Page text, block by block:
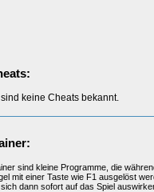
sind keine Cheats bekannt.
sind kleine Programme, die
mit einer Taste wie F1 ausgelöst
dann sofort auf das Spiel